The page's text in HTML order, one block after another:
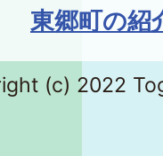
東郷町の紹
(c) 2022